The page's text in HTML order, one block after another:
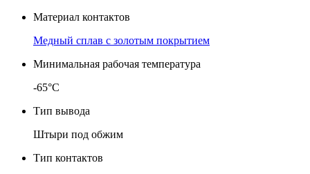
Материал контактов
Медный сплав с золотым покрытием
Минимальная рабочая температура
-65°C
Тип вывода
Штыри под обжим
Тип контактов